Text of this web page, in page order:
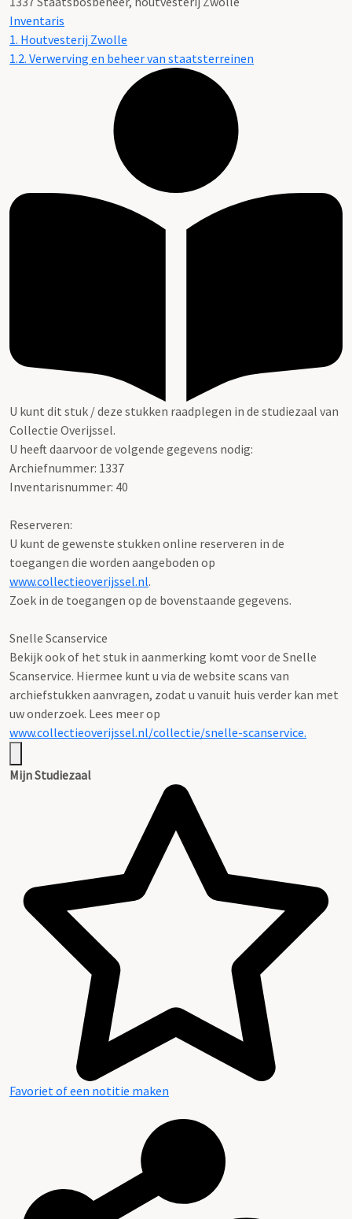
Inventaris
1. Houtvesterij Zwolle
1.2. Verwerving en beheer van staatsterreinen
U kunt dit stuk / deze stukken raadplegen in de studiezaal van
Collectie Overijssel.
U heeft daarvoor de volgende gegevens nodig:
Archiefnummer: 1337
Inventarisnummer: 40
Reserveren:
U kunt de gewenste stukken online reserveren in de
toegangen die worden aangeboden op
www.collectieoverijssel.nl.
Zoek in de toegangen op de bovenstaande gegevens.
Snelle Scanservice
Bekijk ook of het stuk in aanmerking komt voor de Snelle
Scanservice. Hiermee kunt u via de website scans van
archiefstukken aanvragen, zodat u vanuit huis verder kan met
uw onderzoek. Lees meer op
www.collectieoverijssel.nl/collectie/snelle-scanservice.
Mijn Studiezaal
Favoriet of een notitie maken